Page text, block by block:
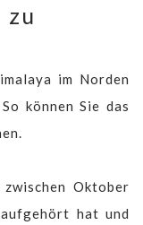
zu
im Norden
können Sie das
Oktober
hat und